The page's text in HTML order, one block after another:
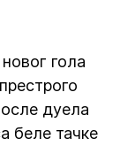
гола
дуела
беле тачке